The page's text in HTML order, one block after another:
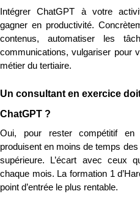
Intégrer ChatGPT à votre
gagner en productivité.
contenus, automatiser les
communications, vulgariser pour
métier du tertiaire.
Un consultant en exercice
ChatGPT ?
Oui, pour rester compétitif en
produisent en moins de temps
supérieure. L’écart avec ceux
chaque mois. La formation 1
point d’entrée le plus rentable.